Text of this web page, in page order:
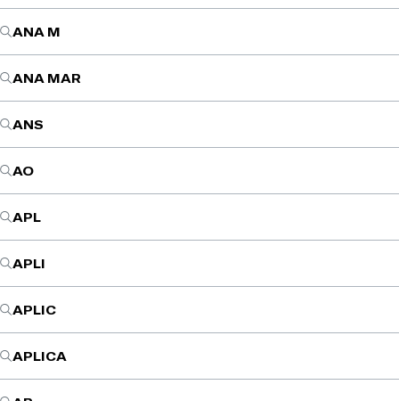
ANA M
ANA MAR
ANS
AO
APL
APLI
APLIC
APLICA